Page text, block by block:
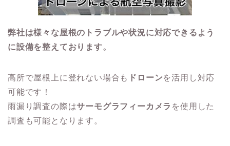
弊社は様々な屋根のトラブルや状況に対応できるよう
に設備を整えております。
高所で屋根上に登れない場合も ドローンを活用し対応
可能です！
雨漏り調査の際はサーモグラフィーカメラ を使用した
調査も可能となります。